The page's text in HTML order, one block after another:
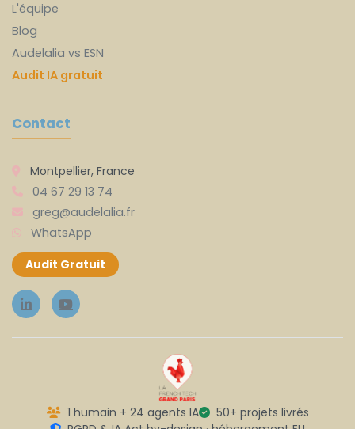
L'équipe
Blog
Audelalia vs ESN
Audit IA gratuit
Contact
Montpellier, France
04 67 29 13 74
greg@audelalia.fr
WhatsApp
Audit Gratuit
1 humain + 24 agents IA
50+ projets livrés